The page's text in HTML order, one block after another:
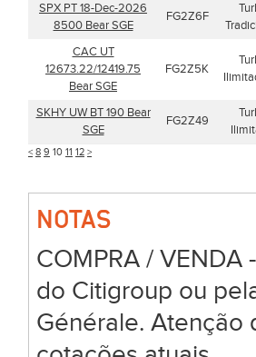
SPX PT 18-Dec-2026
8500 Bear SGE
FG2Z6F
CAC UT
12673.22/12419.75
Bear SGE
FG2Z5K
SKHY UW BT 190 Bear
SGE
FG2Z49
< 8 9 10 11 12 >
NOTAS
COMPRA /
do Citigroup ou
Générale. Atenção